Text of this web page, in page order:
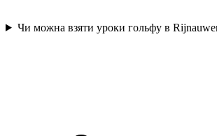
Чи можна взяти уроки гольфу в